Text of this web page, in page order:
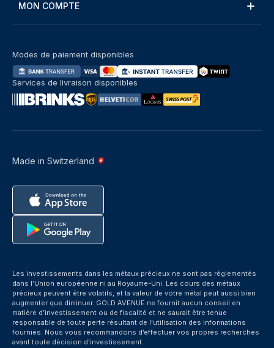
MON COMPTE
Made in Switzerland
Modes de paiement disponibles
Services de livraison disponibles
Les investissements dans les métaux précieux ne sont pas réglementés
dans l’Union européenne ni au Royaume-Uni. Les cours des métaux
précieux peuvent être volatils, et la valeur de votre métal peut aussi bien
augmenter que diminuer. GOLD AVENUE ne fournit aucun conseil en
matière d’investissement ou de fiscalité et ne saurait être tenue
responsable de toute perte résultant de l’utilisation des informations
fournies. Nous vous recommandons d’effectuer vos propres recherches
avant toute décision d’investissement.